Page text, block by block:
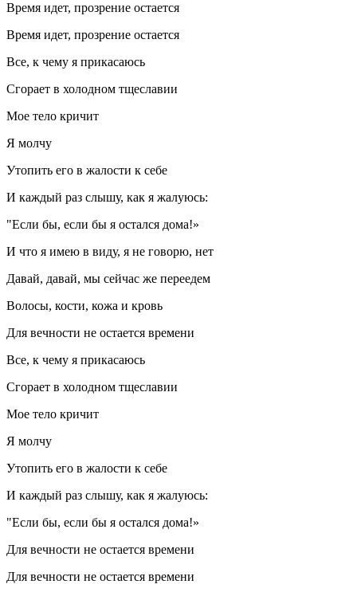
Время идет, прозрение остается
Время идет, прозрение остается
Все, к чему я прикасаюсь
Сгорает в холодном тщеславии
Мое тело кричит
Я молчу
Утопить его в жалости к себе
И каждый раз слышу, как я жалуюсь:
"Если бы, если бы я остался дома!»
И что я имею в виду, я не говорю, нет
Давай, давай, мы сейчас же переедем
Волосы, кости, кожа и кровь
Для вечности не остается времени
Все, к чему я прикасаюсь
Сгорает в холодном тщеславии
Мое тело кричит
Я молчу
Утопить его в жалости к себе
И каждый раз слышу, как я жалуюсь:
"Если бы, если бы я остался дома!»
Для вечности не остается времени
Для вечности не остается времени